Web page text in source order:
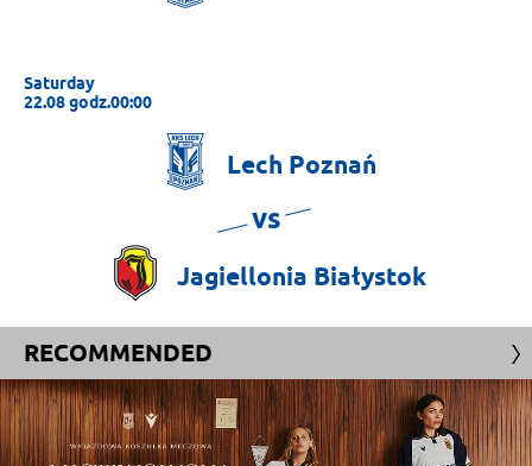
Saturday
22.08 godz.00:00
Lech Poznań
vs
Jagiellonia Białystok
RECOMMENDED